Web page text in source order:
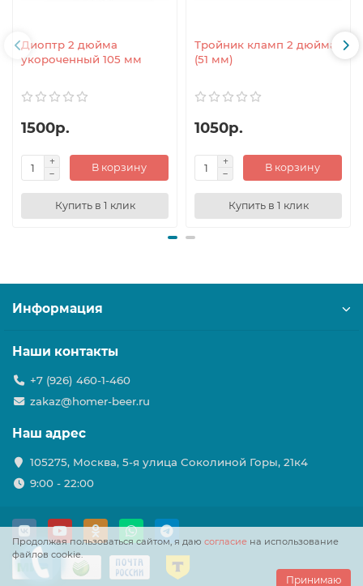
Диоптр 2 дюйма
укороченный 105 мм
1500р.
В корзину
Купить в 1 клик
Тройник кламп 2 дюйма
(51 мм)
1050р.
В корзину
Купить в 1 клик
Продолжая пользоваться сайтом, я даю согласие на использование
файлов cookie.
Принимаю
Информация
Наши контакты
+7 (926) 460-1-460
zakaz@homer-beer.ru
Наш адрес
105275, Москва, 5-я улица Соколиной Горы, 21к4
9:00 - 22:00